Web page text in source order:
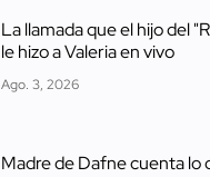
La llamada que el hijo del
le hizo a Valeria en vivo
Ago. 3, 2026
Madre de Dafne cuenta lo